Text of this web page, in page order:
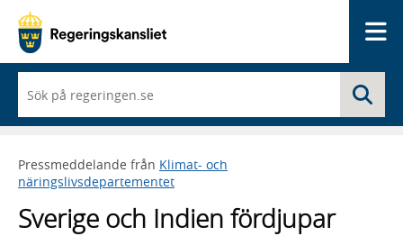
du
börjar
skriva
framträder
en
med
Pressmeddelande från Klimat- och
näringslivsdepartementet
Sverige och Indien fördjupar